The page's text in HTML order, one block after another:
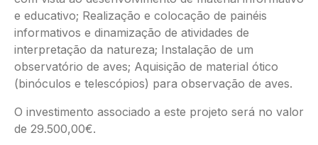
e educativo; Realização e colocação de painéis
informativos e dinamização de atividades de
interpretação da natureza; Instalação de um
observatório de aves; Aquisição de material ótico
(binóculos e telescópios) para observação de aves.
O investimento associado a este projeto será no valor
de 29.500,00€.